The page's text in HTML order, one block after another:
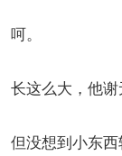
呵。
长这么大，他谢
但没想到小东